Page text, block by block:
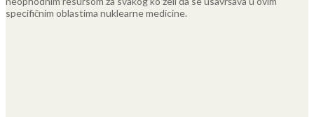
specifičnim oblastima nuklearne medicine.